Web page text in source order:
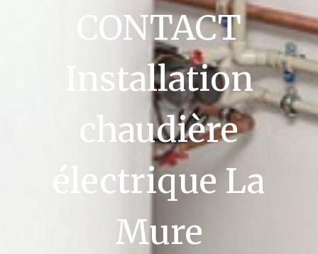
CONTACT
Installation
chaudière
électrique La
Mure